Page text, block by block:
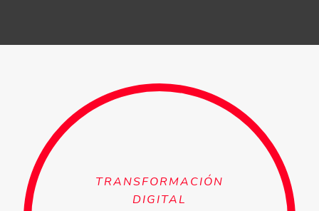
TRANSFORMACIÓN
DIGITAL
Marketing y estrategia
Buscamos talento en
Formación en marketing y
estratégia digital